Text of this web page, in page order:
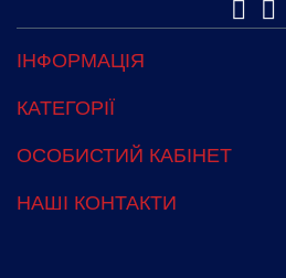
ІНФОРМАЦІЯ
КАТЕГОРІЇ
ОСОБИСТИЙ КАБІНЕТ
НАШІ КОНТАКТИ